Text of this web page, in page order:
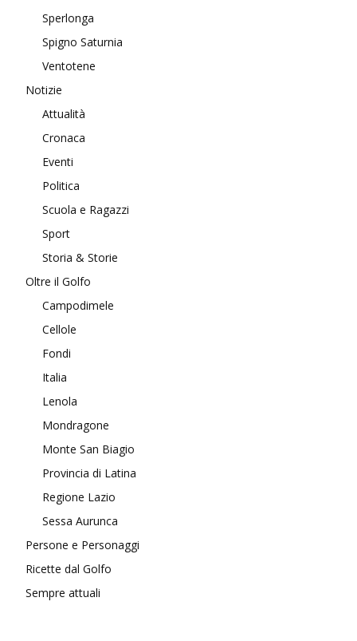
Sperlonga
Spigno Saturnia
Ventotene
Notizie
Attualità
Cronaca
Eventi
Politica
Scuola e Ragazzi
Sport
Storia & Storie
Oltre il Golfo
Campodimele
Cellole
Fondi
Italia
Lenola
Mondragone
Monte San Biagio
Provincia di Latina
Regione Lazio
Sessa Aurunca
Persone e Personaggi
Ricette dal Golfo
Sempre attuali